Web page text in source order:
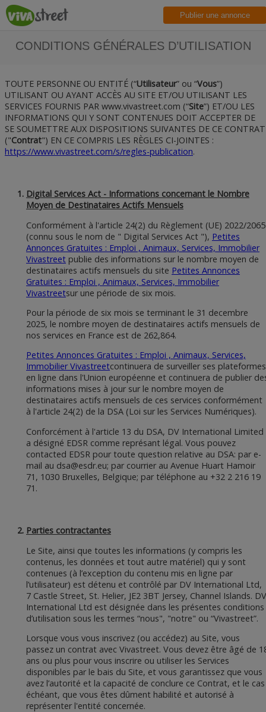
Publier une annonce
CONDITIONS GÉNÉRALES D’UTILISATION
TOUTE PERSONNE OU ENTITÉ (“Utilisateur” ou “Vous”)
UTILISANT OU AYANT ACCÈS AU SITE ET/OU UTILISANT LES
SERVICES FOURNIS PAR www.vivastreet.com (“Site”) ET/OU LES
INFORMATIONS QUI Y SONT CONTENUES DOIT ACCEPTER DE
SE SOUMETTRE AUX DISPOSITIONS SUIVANTES DE CE CONTRAT
("Contrat") EN CE COMPRIS LES RÈGLES CI-JOINTES :
https://www.vivastreet.com/s/regles-publication.
Digital Services Act - Informations concernant le Nombre
Moyen de Destinataires Actifs Mensuels
Conformément à l'article 24(2) du Règlement (UE) 2022/2065
(connu sous le nom de " Digital Services Act "), Petites
Annonces Gratuites : Emploi , Animaux, Services, Immobilier
Vivastreet publie des informations sur le nombre moyen de
destinataires actifs mensuels du site Petites Annonces
Gratuites : Emploi , Animaux, Services, Immobilier
Vivastreetsur une période de six mois.
Pour la période de six mois se terminant le 31 decembre
2025, le nombre moyen de destinataires actifs mensuels de
nos services en France est de 262,864.
Petites Annonces Gratuites : Emploi , Animaux, Services,
Immobilier Vivastreetcontinuera de surveiller ses plateformes
en ligne dans l'Union européenne et continuera de publier
informations mises à jour sur le nombre moyen de
destinataires actifs mensuels de ces services conformément
à l'article 24(2) de la DSA (Loi sur les Services Numériques).
Conforcément à l'article 13 du DSA, DV International Limited
a désigné EDSR comme représant légal. Vous pouvez
contacted EDSR pour toute question relative au DSA: par e-
mail au dsa@esdr.eu; par courrier au Avenue Huart Hamoir
71, 1030 Bruxelles, Belgique; par téléphone au +32 2 216 19
71.
Parties contractantes
Le Site, ainsi que toutes les informations (y compris les
contenus, les données et tout autre matériel) qui y sont
contenues (à l’exception du contenu mis en ligne par
l’utilisateur) est détenu et contrôlé par DV International Ltd,
7 Castle Street, St. Helier, JE2 3BT Jersey, Channel Islands. DV
International Ltd est désignée dans les présentes conditions
d’utilisation sous les termes “nous", "notre" ou “Vivastreet”.
Lorsque vous vous inscrivez (ou accédez) au Site, vous
passez un contrat avec Vivastreet. Vous devez être âgé de
ans ou plus pour vous inscrire ou utiliser les Services
disponibles par le bais du Site, et vous garantissez que vous
avez l’autorité et la capacité de conclure ce Contrat, et le cas
échéant, que vous êtes dûment habilité et autorisé à
représenter l'entité concernée.